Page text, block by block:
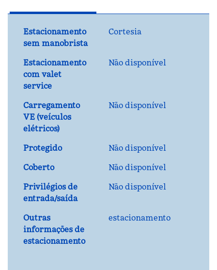
Estacionamento
sem manobrista
Cortesia
Estacionamento
com valet
service
Não disponível
Carregamento
VE (veículos
elétricos)
Não disponível
Protegido
Não disponível
Coberto
Não disponível
Privilégios de
entrada/saída
Não disponível
Outras
informações de
estacionamento
estacionamento